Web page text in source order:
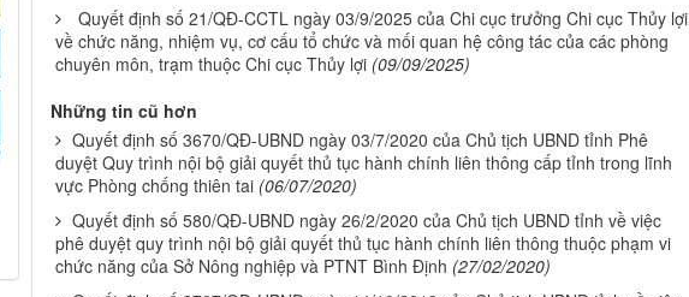
Quyết định số 21/QĐ-CCTL ngày 03/9/2025 của Chi cục trưởng Chi cục Thủy lợi
về chức năng, nhiệm vụ, cơ cấu tổ chức và mối quan hệ công tác của các phòng
chuyên môn, trạm thuộc Chi cục Thủy lợi (09/09/2025)
Những tin cũ hơn
Quyết định số 3670/QĐ-UBND ngày 03/7/2020 của Chủ tịch UBND tỉnh Phê
duyệt Quy trình nội bộ giải quyết thủ tục hành chính liên thông cấp tỉnh trong lĩnh
vực Phòng chống thiên tai (06/07/2020)
Quyết định số 580/QĐ-UBND ngày 26/2/2020 của Chủ tịch UBND tỉnh về việc
phê duyệt quy trình nội bộ giải quyết thủ tục hành chính liên thông thuộc phạm vi
chức năng của Sở Nông nghiệp và PTNT Bình Định (27/02/2020)